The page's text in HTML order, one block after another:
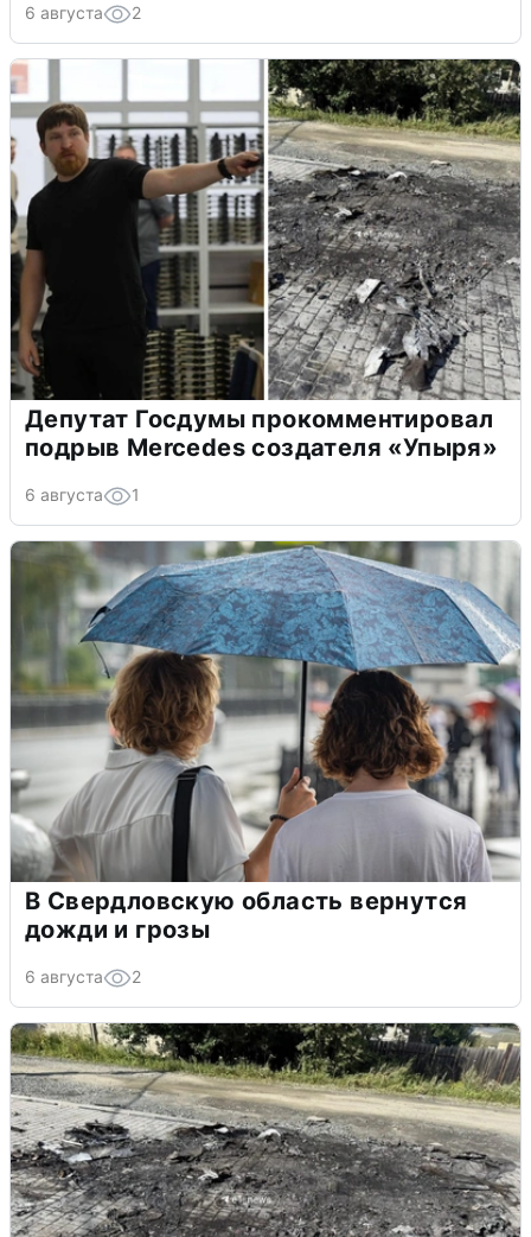
6 августа 2
Депутат Госдумы прокомментировал
подрыв Mercedes создателя «Упыря»
6 августа 1
В Свердловскую область вернутся
дожди и грозы
6 августа 2